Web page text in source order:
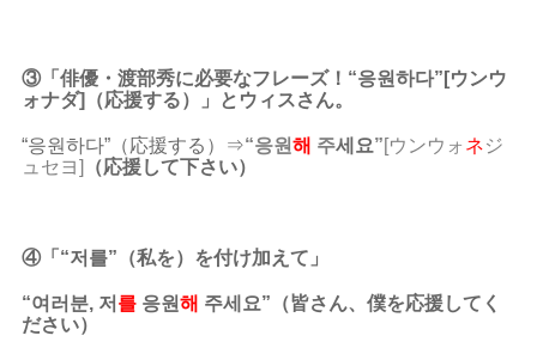
③「俳優・渡部秀に必要なフレーズ！“응원하다”[ウンウ
ォナダ]（応援する）」とウィスさん。
“응원하다”（応援する ）⇒“응원해 주세요”[ウンウォ ネジ
ュセヨ]
（応援して下さい）
④「“저를”（私を）を付け加えて」
“여러분, 저 를 응원해 주세요”（皆さん、僕を応援してく
ださい）